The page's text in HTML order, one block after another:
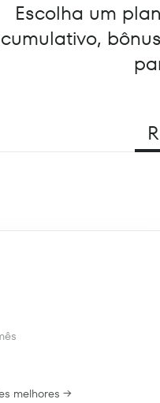
Escolha um
melhores →